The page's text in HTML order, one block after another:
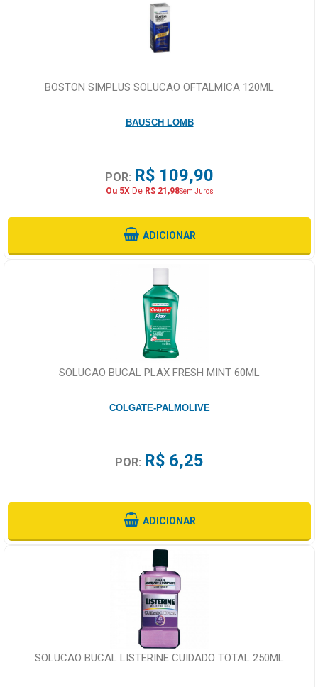
BOSTON SIMPLUS SOLUCAO OFTALMICA 120ML
BAUSCH LOMB
POR: R$ 109,90
Ou 5XDe R$ 21,98Sem Juros
ADICIONAR
SOLUCAO BUCAL PLAX FRESH MINT 60ML
COLGATE-PALMOLIVE
POR: R$ 6,25
ADICIONAR
SOLUCAO BUCAL LISTERINE CUIDADO TOTAL 250ML